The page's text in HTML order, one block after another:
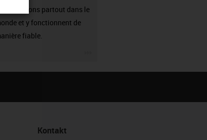
d'applications partout dans le
et y fonctionnent de
fiable.
Kontakt